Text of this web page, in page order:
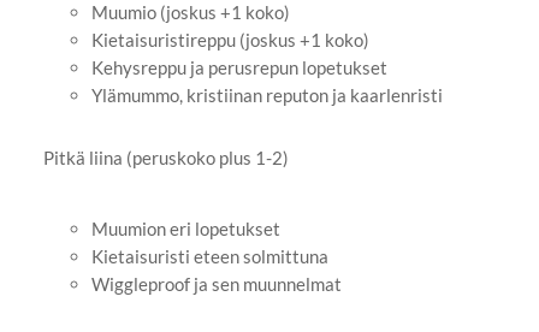
Muumio (joskus +1 koko)
Kietaisuristireppu (joskus +1 koko)
Kehysreppu ja perusrepun lopetukset
Ylämummo, kristiinan reputon ja kaarlenristi
Pitkä liina (peruskoko plus 1-2)
Muumion eri lopetukset
Kietaisuristi eteen solmittuna
Wiggleproof ja sen muunnelmat